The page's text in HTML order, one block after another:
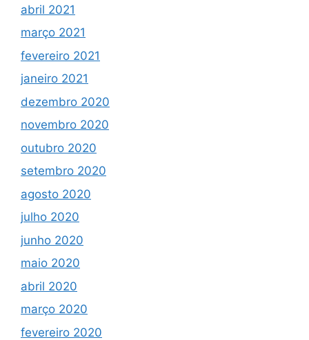
abril 2021
março 2021
fevereiro 2021
janeiro 2021
dezembro 2020
novembro 2020
outubro 2020
setembro 2020
agosto 2020
julho 2020
junho 2020
maio 2020
abril 2020
março 2020
fevereiro 2020